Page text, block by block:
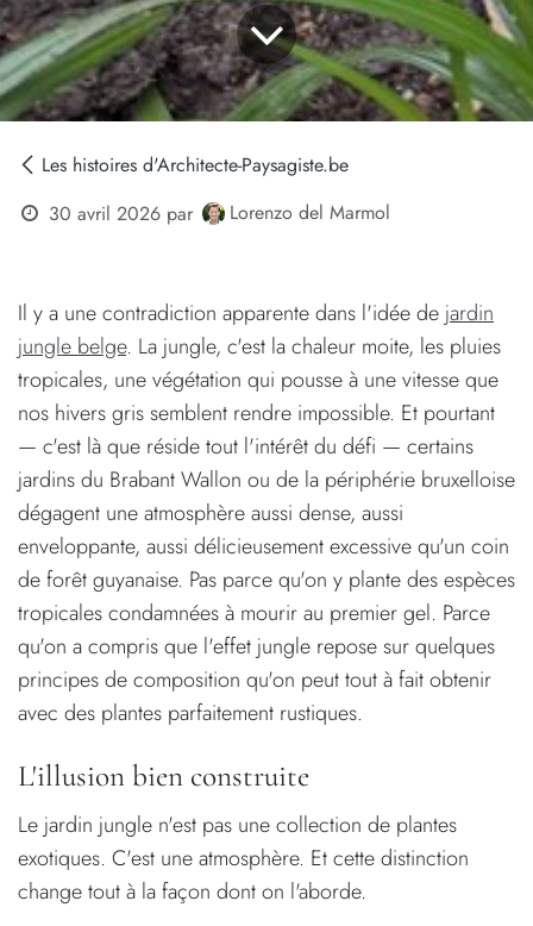
Les histoires d'Architecte-Paysagiste.be
30 avril 2026 par Lorenzo del Marmol
Il y a une contradiction apparente dans l'idée de jardin
jungle belge. La jungle, c'est la chaleur moite, les pluies
tropicales, une végétation qui pousse à une vitesse que
nos hivers gris semblent rendre impossible. Et pourtant
— c'est là que réside tout l'intérêt du défi — certains
jardins du Brabant Wallon ou de la périphérie bruxelloise
dégagent une atmosphère aussi dense, aussi
enveloppante, aussi délicieusement excessive qu'un coin
de forêt guyanaise. Pas parce qu'on y plante des espèces
tropicales condamnées à mourir au premier gel. Parce
qu'on a compris que l'effet jungle repose sur quelques
principes de composition qu'on peut tout à fait obtenir
avec des plantes parfaitement rustiques.
L'illusion bien construite
Le jardin jungle n'est pas une collection de plantes
exotiques. C'est une atmosphère. Et cette distinction
change tout à la façon dont on l'aborde.